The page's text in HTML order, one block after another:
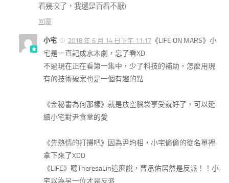
看幾次了，我還是百看不厭)
回覆
小宅 2018 年 6 月 14 日下午 11:17 《LIFE ON MARS》小
宅是一直記成水木劇，忘了看XD
不過現在正在看第一集中，少了科技的補助，怎麼用現
有的技術破案也是一個有趣的點
《金秘書為何那樣》就是放空腦袋享受就好了，可以延
續小宅對尹食堂的愛
《先熱情的打掃吧》因為尹均相，小宅偷偷的從名單裡
拿下來了XDD
《LIFE》聽TheresaLin這麼說，曹承佑居然是反派！！小